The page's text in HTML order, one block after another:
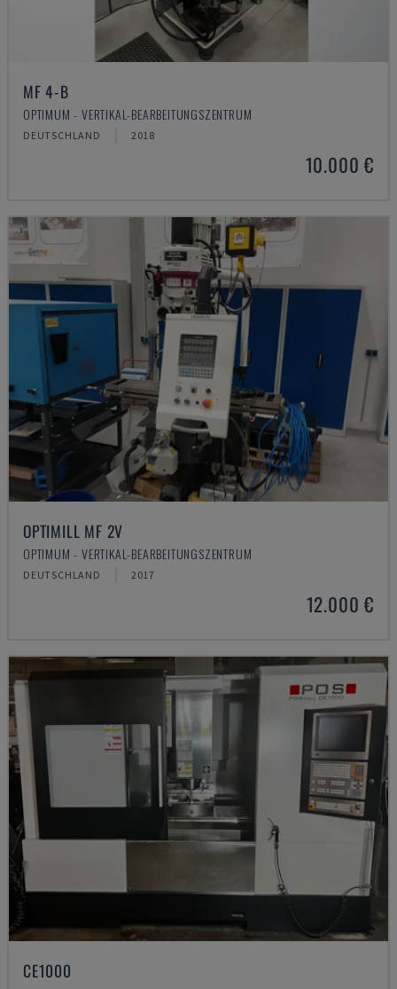
MF 4-B
OPTIMUM - VERTIKAL-BEARBEITUNGSZENTRUM
DEUTSCHLAND 2018
10.000 €
OPTIMILL MF 2V
OPTIMUM - VERTIKAL-BEARBEITUNGSZENTRUM
DEUTSCHLAND 2017
12.000 €
CE1000